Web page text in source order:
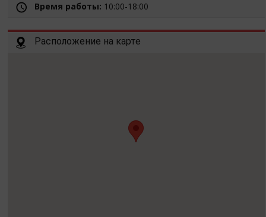
Время работы: 10:00-18:00
Расположение на карте